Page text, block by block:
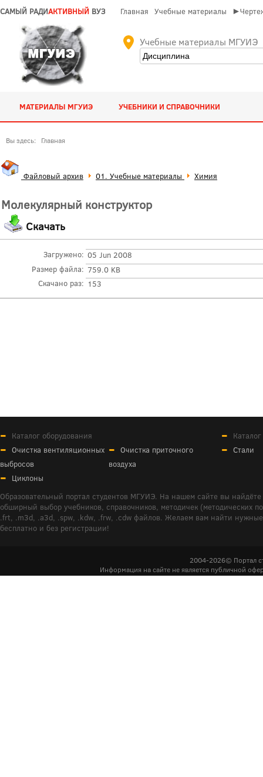
САМЫЙ РАДИАКТИВНЫЙ ВУЗ Главная Учебные материалы
Учебные материалы МГУИЭ
МАТЕРИАЛЫ МГУИЭ УЧЕБНИКИ И СПРАВОЧНИКИ
Вы здесь: Главная
Файловый архив 01. Учебные материалы Химия
Молекулярный конструктор
Скачать
Загружено: 05 Jun 2008
Размер файла: 759.0 KB
Скачано раз: 153
Каталог оборудования
Очистка вентиляционных
выбросов
Очистка приточного
воздуха
Циклоны
Стали
Образовательный портал студентов МГУИЭ. На нашем сайте вы
обширный выбор учебников, справочников, методичек (методических
.frt, .m3d, .a3d, .spw, .kdw, .frw, .cdw файлов. Желаем вам найти
бесплатно и без регистрации!
2004-2026© Портал
Информация на сайте не является публичной